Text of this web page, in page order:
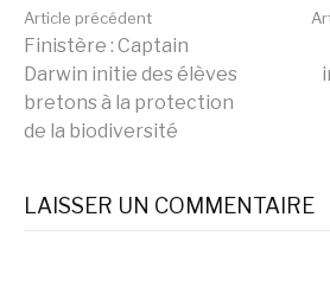
Lire
la
suite
Article précédent
Finistère : Captain
Darwin initie des élèves
bretons à la protection
de la biodiversité
LAISSER UN COMMENTAIRE